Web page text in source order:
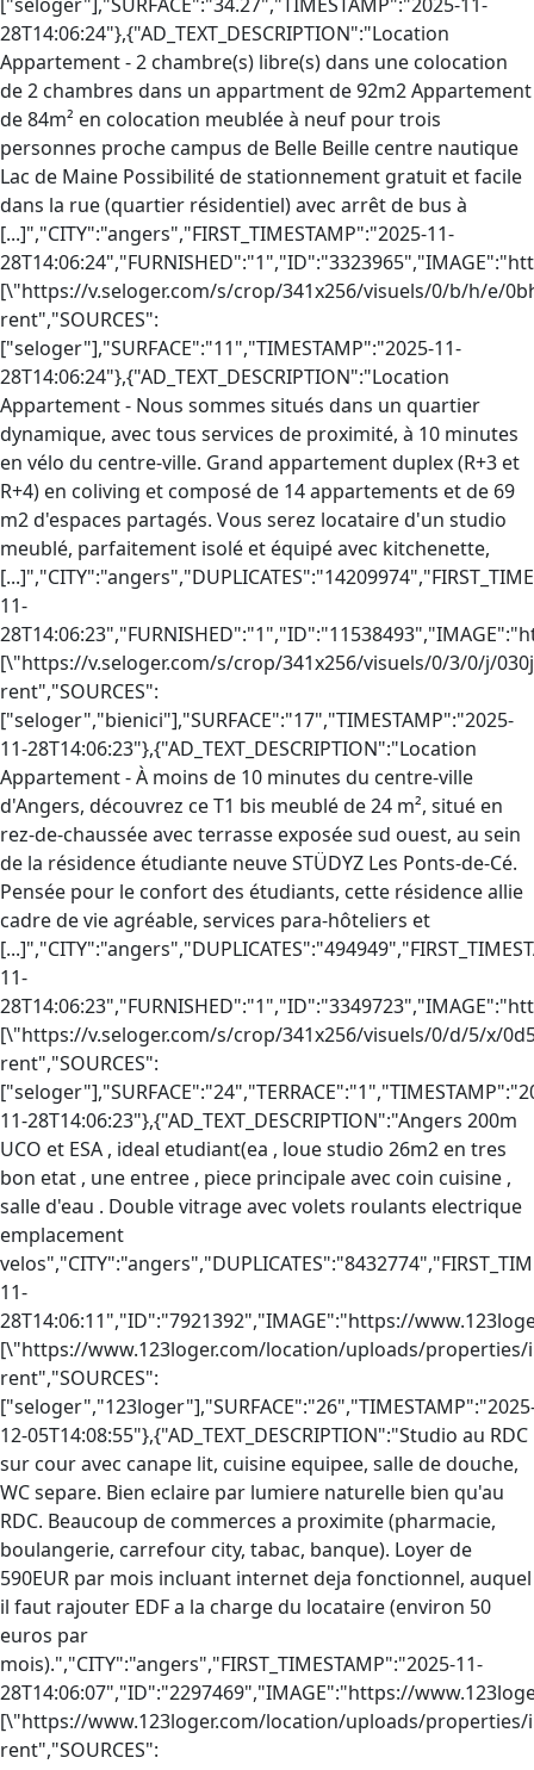
[\"https://www.123loger.com/location/uploads/properties/
rent","SOURCES":
12-05T14:08:55"},{"AD_TEXT_DESCRIPTION":"Studio au RDC
sur cour avec canape lit, cuisine equipee, salle de douche,
WC separe. Bien eclaire par lumiere naturelle bien qu'au
RDC. Beaucoup de commerces a proximite (pharmacie,
boulangerie, carrefour city, tabac, banque). Loyer de
590EUR par mois incluant internet deja fonctionnel, auquel
il faut rajouter EDF a la charge du locataire (environ 50
euros par
mois).","CITY":"angers","FIRST_TIMESTAMP":"2025-11-
28T14:06:07","ID":"2297469","IMAGE":"https://
[\"https://www.123loger.com/location/uploads/properties/
rent","SOURCES":